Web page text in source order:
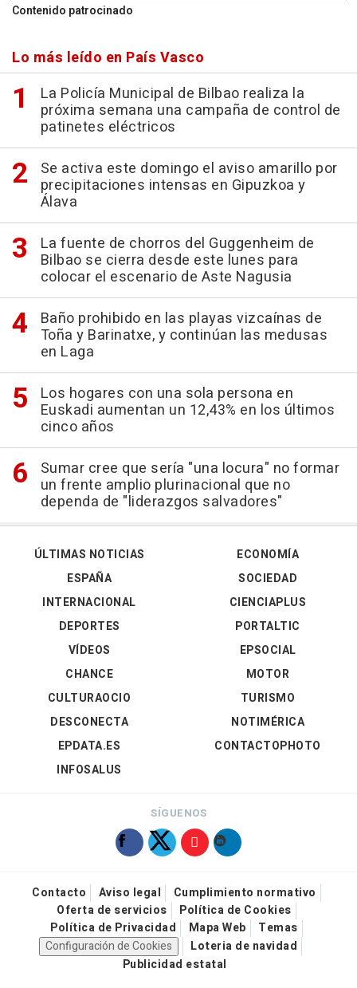
Contenido patrocinado
Lo más leído en País Vasco
La Policía Municipal de Bilbao realiza la
próxima semana una campaña de control de
patinetes eléctricos
Se activa este domingo el aviso amarillo por
precipitaciones intensas en Gipuzkoa y
Álava
La fuente de chorros del Guggenheim de
Bilbao se cierra desde este lunes para
colocar el escenario de Aste Nagusia
Baño prohibido en las playas vizcaínas de
Toña y Barinatxe, y continúan las medusas
en Laga
Los hogares con una sola persona en
Euskadi aumentan un 12,43% en los últimos
cinco años
Sumar cree que sería "una locura" no formar
un frente amplio plurinacional que no
dependa de "liderazgos salvadores"
ÚLTIMAS NOTICIAS
ESPAÑA
INTERNACIONAL
DEPORTES
VÍDEOS
ECONOMÍA
SOCIEDAD
CIENCIAPLUS
PORTALTIC
EPSOCIAL
CHANCE
CULTURAOCIO
DESCONECTA
EPDATA.ES
INFOSALUS
MOTOR
TURISMO
NOTIMÉRICA
CONTACTOPHOTO
SÍGUENOS
Contacto Aviso legal
Cumplimiento normativo
Oferta de servicios
Política de Cookies
Política de Privacidad
Mapa Web
Temas
Configuración de Cookies
Loteria de navidad
Publicidad estatal